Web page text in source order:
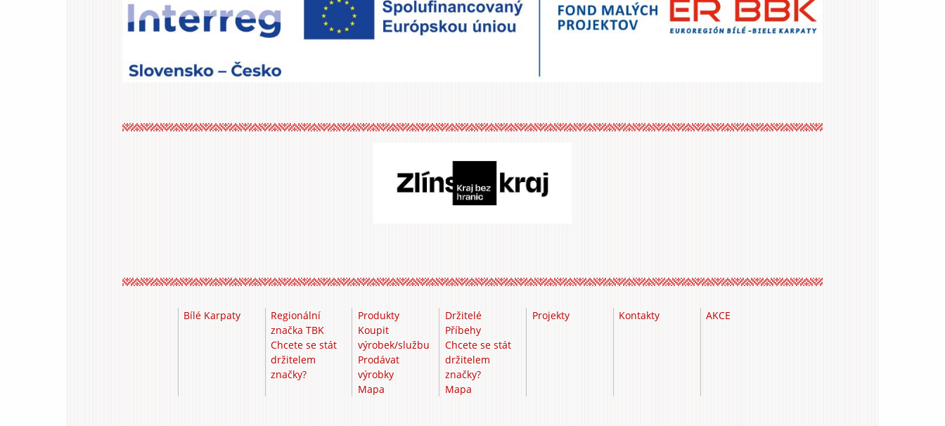
Bílé Karpaty
Regionální
značka TBK
Chcete se stát
držitelem
značky?
Produkty
Koupit
výrobek/službu
Prodávat
výrobky
Mapa
Držitelé
Příbehy
Chcete se stát
držitelem
značky?
Mapa
Projekty Kontakty AKCE